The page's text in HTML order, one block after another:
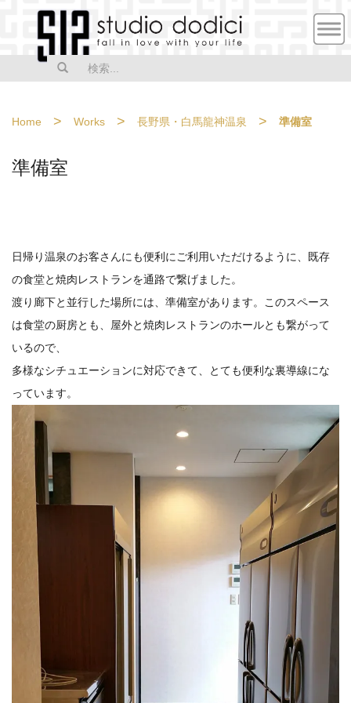
MEN
U
Home > Works > 長野県・白馬龍神温泉 > 準備室
準備室
日帰り温泉のお客さんにも便利にご利用いただけるように、既存
の食堂と焼肉レストランを通路で繋げました。
渡り廊下と並行した場所には、準備室があります。このスペース
は食堂の厨房とも、屋外と焼肉レストランのホールとも繋がって
いるので、
多様なシチュエーションに対応できて、とても便利な裏導線にな
っています。